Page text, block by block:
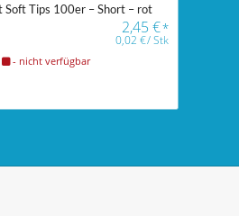
Soft Tips 100er – Short – rot
2,45€*
0,02 €/Stk
- nicht verfügbar